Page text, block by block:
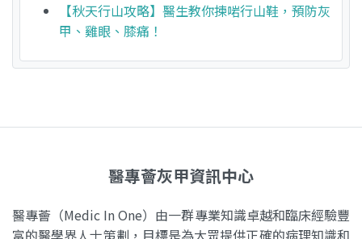
【秋天行山攻略】醫生教你揀啱行山鞋，預防灰
甲、雞眼、膝痛！
醫專薈灰甲資訊中心
醫專薈（Medic In One）由一群專業知識卓越和臨床經驗豐